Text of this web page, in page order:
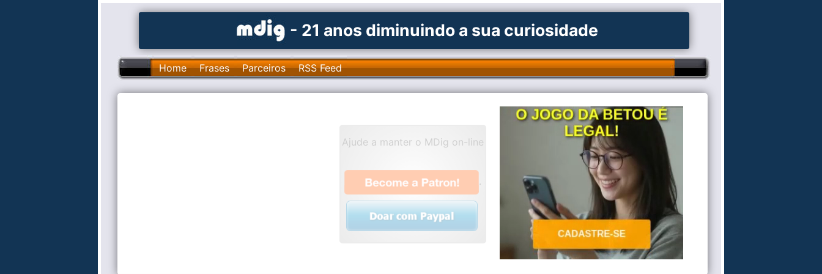
- 21 anos diminuindo a sua curiosidade
Home Frases Parceiros RSS Feed
Ajude a manter o MDig on-line
.